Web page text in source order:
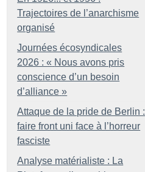
Trajectoires de l’anarchisme
organisé
Journées écosyndicales
2026 : « Nous avons pris
conscience d’un besoin
d’alliance »
Attaque de la pride de Berlin :
faire front uni face à l’horreur
fasciste
Analyse matérialiste : La